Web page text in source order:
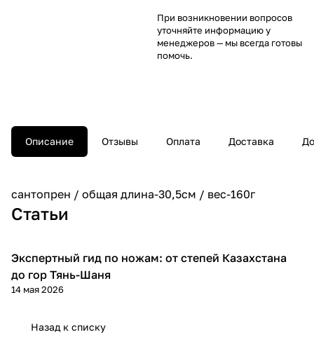
При возникновении вопросов
уточняйте информацию у
менеджеров— мы всегда готовы
помочь.
Описание Отзывы Оплата Доставка
сантопрен / общая длина-30,5см / вес-160г
Статьи
Обзоры товаров
Экспертный гид по ножам: от степей Казахстана
до гор Тянь-Шаня
14 мая 2026
Назад к списку